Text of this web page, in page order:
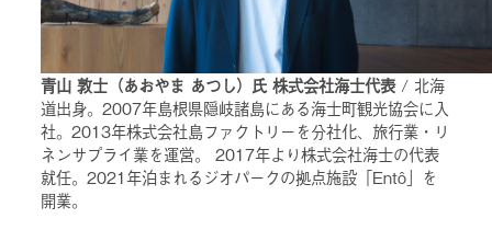
青山 敦士（あおやま あつし）氏 株式会社海士代表/ 北海
道出身。2007年島根県隠岐諸島にある海士町観光協会に入
社。2013年株式会社島ファクトリーを分社化、旅行業・リ
ネンサプライ業を運営。 2017年より株式会社海士の代表
就任。2021年泊まれるジオパークの拠点施設「Entô」を
開業。